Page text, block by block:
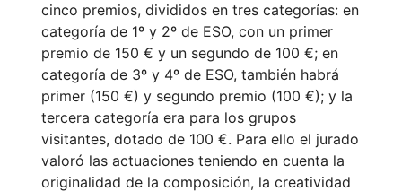
cinco premios, divididos en tres categorías: en
categoría de 1º y 2º de ESO, con un primer
premio de 150 € y un segundo de 100 €; en
categoría de 3º y 4º de ESO, también habrá
primer (150 €) y segundo premio (100 €); y la
tercera categoría era para los grupos
visitantes, dotado de 100 €. Para ello el jurado
valoró las actuaciones teniendo en cuenta la
originalidad de la composición, la creatividad